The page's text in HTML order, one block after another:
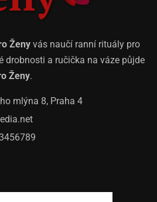
Ženy vás naučí ranní rituály pro
drobnosti a ručička na váze půjde
Ženy.
mlýna 8, Praha 4